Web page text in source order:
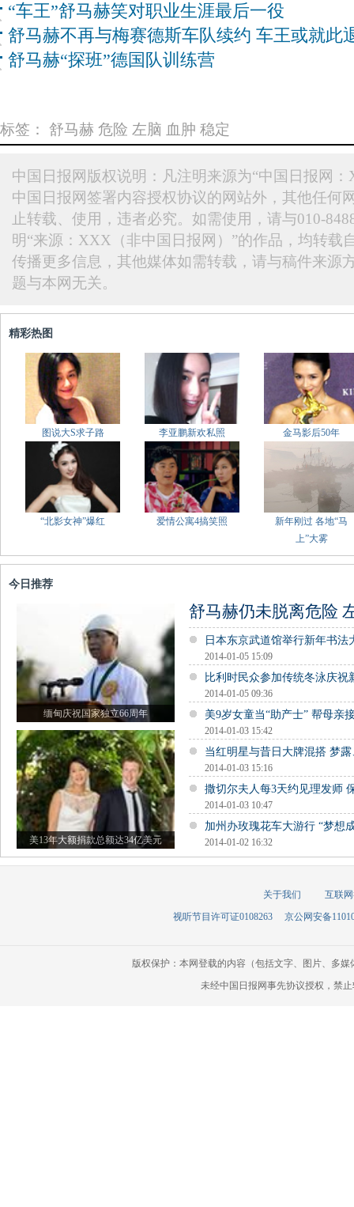
“车王”舒马赫笑对职业生涯最后一役
舒马赫不再与梅赛德斯车队续约 车王或就此
舒马赫“探班”德国队训练营
标签： 舒马赫 危险 左脑 血肿 稳定
中国日报网版权说明：凡注明来源为“中国日报网
中国日报网签署内容授权协议的网站外，其他任何
止转载、使用，违者必究。如需使用，请与010-
明“来源：XXX（非中国日报网）”的作品，均转载
传播更多信息，其他媒体如需转载，请与稿件来源
题与本网无关。
精彩热图
图说大S求子路 李亚鹏新欢私照 金马影后50年
“北影女神”爆红 爱情公寓4搞笑照
新年刚过 各地“马
上”大雾
今日推荐
缅甸庆祝国家独立66周年
美13年大额捐款总额达34亿美元
舒马赫仍未脱离危险
日本东京武道馆举行新年书法
2014-01-05 15:09
比利时民众参加传统冬泳庆祝
2014-01-05 09:36
美9岁女童当“助产士” 帮母亲
2014-01-03 15:42
当红明星与昔日大牌混搭 梦
2014-01-03 15:16
撒切尔夫人每3天约见理发师
2014-01-03 10:47
加州办玫瑰花车大游行 “梦想
2014-01-02 16:32
关于我们
互联
视听节目许可证0108263
京公网安备
版权保护：本网登载的内容（包括文字、图片、多
未经中国日报网事先协议授权，禁止